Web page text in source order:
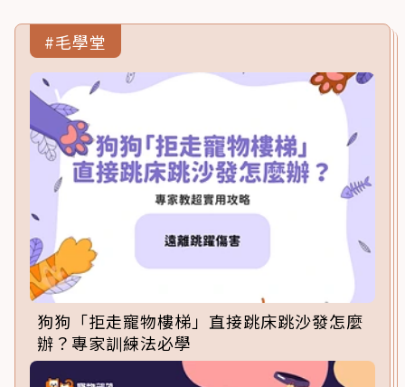
#毛學堂
狗狗「拒走寵物樓梯」直接跳床跳沙發怎麼
辦？專家訓練法必學